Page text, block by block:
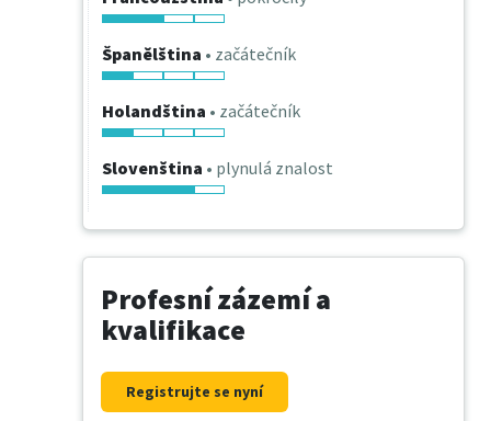
Španělština • začátečník
Holandština • začátečník
Slovenština • plynulá znalost
Profesní zázemí a
kvalifikace
Registrujte se nyní